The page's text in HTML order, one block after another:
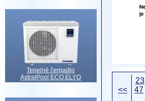
Tepelné čerpadlo
AstralPool ECO ELYO
<<
23
47